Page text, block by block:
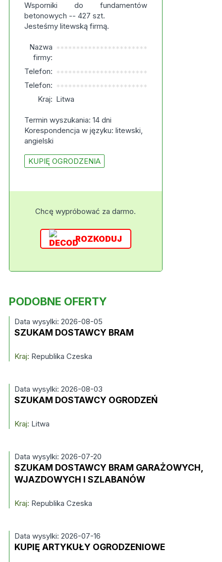
Wsporniki do fundamentów
betonowych -- 427 szt.
Jesteśmy litewską firmą.
Nazwa
firmy:
***********************
Telefon: ***********************
Telefon: ***********************
Kraj: Litwa
Termin wyszukania: 14 dni
Korespondencja w języku: litewski,
angielski
KUPIĘ OGRODZENIA
Chcę wypróbować za darmo.
ROZKODUJ
PODOBNE OFERTY
Data wysylki: 2026-08-05
SZUKAM DOSTAWCY BRAM
Kraj: Republika Czeska
Data wysylki: 2026-08-03
SZUKAM DOSTAWCY OGRODZEŃ
Kraj: Litwa
Data wysylki: 2026-07-20
SZUKAM DOSTAWCY BRAM GARAŻOWYCH,
WJAZDOWYCH I SZLABANÓW
Kraj: Republika Czeska
Data wysylki: 2026-07-16
KUPIĘ ARTYKUŁY OGRODZENIOWE